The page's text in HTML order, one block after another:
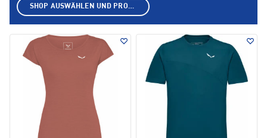
SHOP AUSWÄHLEN UND PRODUKTE ANZEIGEN